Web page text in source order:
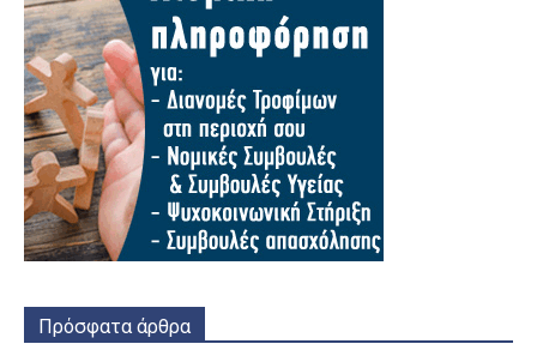
Πρόσφατα άρθρα